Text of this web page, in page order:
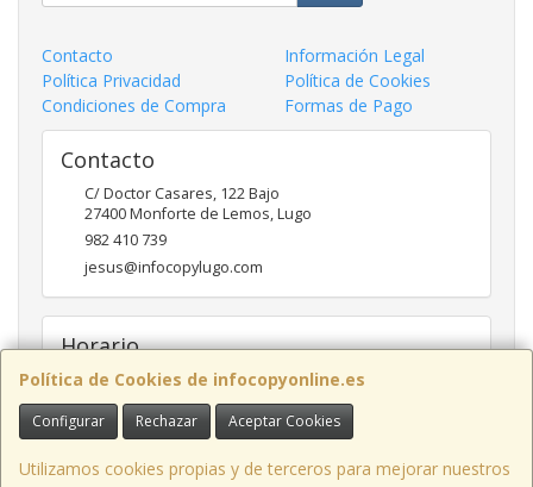
Política de Cookies de infocopyonline.es
Configurar Rechazar Aceptar Cookies
Utilizamos cookies propias y de terceros para mejorar nuestros
Contacto
Información Legal
Política Privacidad
Política de Cookies
Condiciones de Compra
Formas de Pago
Contacto
C/ Doctor Casares, 122 Bajo
27400Monforte de Lemos,Lugo
982 410 739
jesus@infocopylugo.com
Horario
10:00 - 13:30 16:30 - 20:00
Infocopy Lugo, C.B. · C/ Doctor Casares, 122 Bajo, 27400 Monforte de